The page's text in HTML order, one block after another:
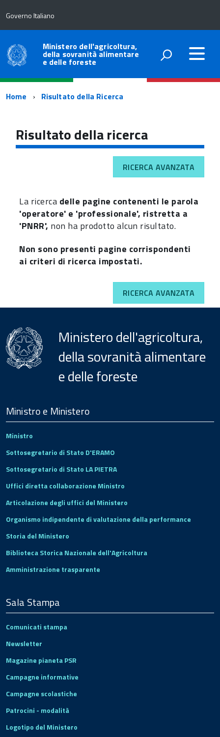
Governo Italiano
Ministero dell'agricoltura,
della sovranità alimentare
e delle foreste
Percorso
navigazione
Home Risultato della Ricerca
Risultato della ricerca
RICERCA AVANZATA
La ricerca delle pagine contenenti le parola
'operatore' e 'professionale', ristretta a
'PNRR', non ha prodotto alcun risultato.
Non sono presenti pagine corrispondenti
ai criteri di ricerca impostati.
RICERCA AVANZATA
Ministero dell'agricoltura,
della sovranità alimentare
e delle foreste
Footer
Ministro e Ministero
Ministro
Sottosegretario di Stato D'ERAMO
Sottosegretario di Stato LA PIETRA
Uffici diretta collaborazione Ministro
Articolazione degli uffici del Ministero
Organismo indipendente di valutazione della performance
Storia del Ministero
Biblioteca Storica Nazionale dell'Agricoltura
Amministrazione trasparente
Sala Stampa
Comunicati stampa
Newsletter
Magazine pianeta PSR
Campagne informative
Campagne scolastiche
Patrocini - modalità
Logotipo del Ministero